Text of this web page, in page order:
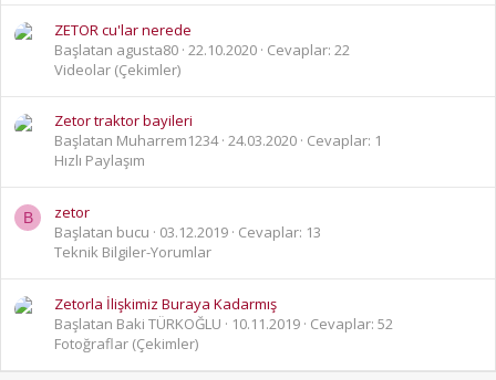
ZETOR cu'lar nerede
Başlatan agusta80 22.10.2020 Cevaplar: 22
Videolar (Çekimler)
Zetor traktor bayileri
Başlatan Muharrem1234 24.03.2020 Cevaplar: 1
Hızlı Paylaşım
B
zetor
Başlatan bucu
03.12.2019 Cevaplar: 13
Teknik Bilgiler-Yorumlar
Zetorla İlişkimiz Buraya Kadarmış
Başlatan Baki TÜRKOĞLU
10.11.2019 Cevaplar: 52
Fotoğraflar (Çekimler)